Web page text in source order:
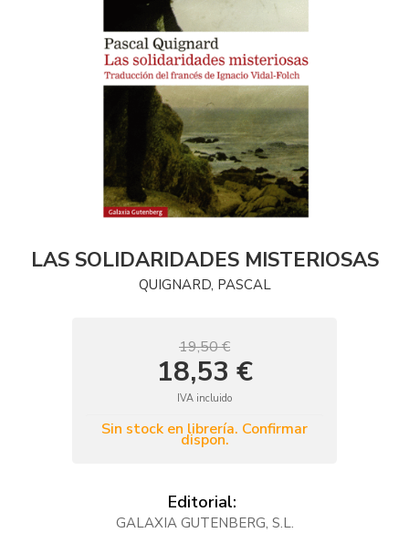
LAS SOLIDARIDADES MISTERIOSAS
QUIGNARD, PASCAL
19,50 €
18,53 €
IVA incluido
Sin stock en librería. Confirmar
dispon.
Editorial:
GALAXIA GUTENBERG, S.L.